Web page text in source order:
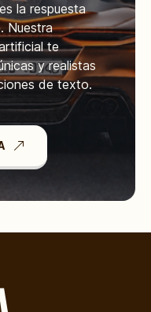
la respuesta
Nuestra
te
y realistas
de texto.